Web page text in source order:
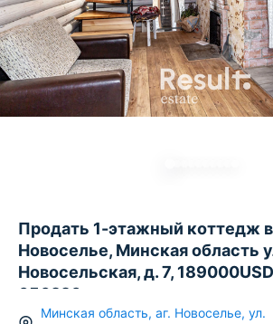
Продать 1-этажный коттедж в
Новоселье, Минская область
Новосельская, д. 7,
656220
Минская область, аг. Новоселье, ул.